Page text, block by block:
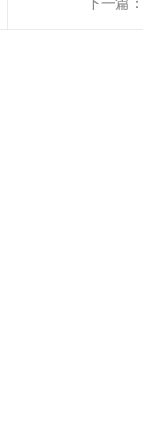
下一篇：